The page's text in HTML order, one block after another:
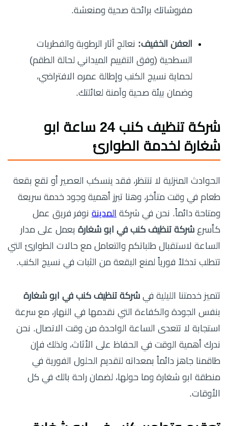
مفروشاتك برائحة صحية ومنعشة.
العفن الخفيف: نعالج آثار الرطوبة والفطريات
السطحية (وفق التقييم الميداني لحالة الطقم)
لحماية نسيج الكنب وإطالة عمره الافتراضي،
وضمان بيئة صحية وآمنة لعائلتك.
شركة تنظيف كنب 24 ساعة ابو
شغارة لخدمة الطوارئ
الحوادث المنزلية لا تنتظر، فقد ينسكب العصير أو تقع بقعة
طعام في وقت متأخر، وهنا تبرز أهمية وجود خدمة سريعة
ومتاحة دائماً. نحن في شركة المدينة نوفر فريق عمل
كأسرع شركة تنظيف كنب في ابو شغارة يعمل على مدار
الساعة لاستقبال طلباتكم والتعامل مع حالات الطوارئ التي
تتطلب تدخلاً فورياً لمنع البقعة من الثبات في نسيج الكنب.
تتميز خدمتنا الليلية في شركة تنظيف كنب في ابو شغارة
بنفس الجودة والكفاءة التي نقدمها في النهار، مع سرعة
استجابة لا تتعدى الساعة الواحدة من وقت الاتصال. نحن
ندرك أهمية الوقت في الحفاظ على الأثاث، ولذلك فإن
طاقمنا جاهز دائماً بمعداته لتقديم الحلول الفورية في
منطقة ابو شغارة وما حولها، لضمان راحة بالك في كل
الأوقات.